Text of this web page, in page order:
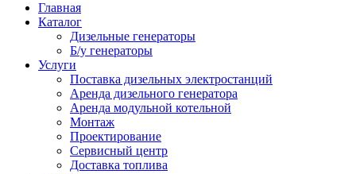
Главная
Каталог
Дизельные генераторы
Б/у генераторы
Услуги
Поставка дизельных электростанций
Аренда дизельного генератора
Аренда модульной котельной
Монтаж
Проектирование
Сервисный центр
Доставка топлива